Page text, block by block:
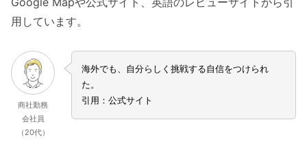
用しています。
商社勤務
会社員
（20代）
海外でも、自分らしく挑戦する自信をつけられ
た。
引用：公式サイト